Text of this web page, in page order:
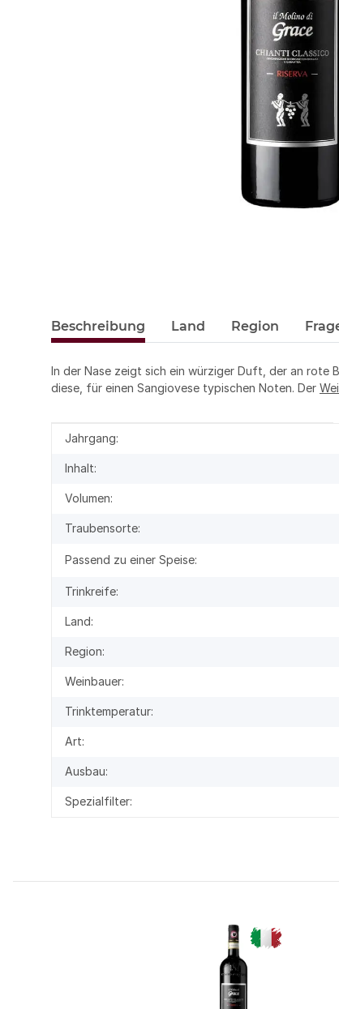
Beschreibung Land Region
In der Nase zeigt sich ein würziger Duft, der an rote
diese, für einen Sangiovese typischen Noten. Der
Produkteigenschaft
Wert
Jahrgang:
Inhalt:
Volumen:
Traubensorte:
Passend zu einer Speise:
Trinkreife:
Land:
Region:
Weinbauer:
Trinktemperatur:
Art:
Ausbau:
Spezialfilter: